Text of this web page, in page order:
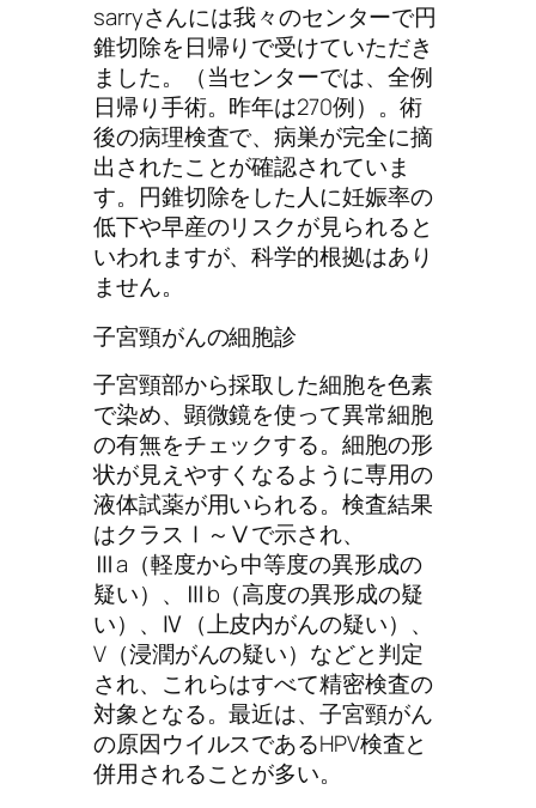
sarryさんには我々のセンターで円
錐切除を日帰りで受けていただき
ました。（当センターでは、全例
日帰り手術。昨年は270例）。術
後の病理検査で、病巣が完全に摘
出されたことが確認されていま
す。円錐切除をした人に妊娠率の
低下や早産のリスクが見られると
いわれますが、科学的根拠はあり
ません。
子宮頸がんの細胞診
子宮頸部から採取した細胞を色素
で染め、顕微鏡を使って異常細胞
の有無をチェックする。細胞の形
状が見えやすくなるように専用の
液体試薬が用いられる。検査結果
はクラスⅠ～Ⅴで示され、
Ⅲa（軽度から中等度の異形成の
疑い）、Ⅲb（高度の異形成の疑
い）、Ⅳ（上皮内がんの疑い）、
V（浸潤がんの疑い）などと判定
され、これらはすべて精密検査の
対象となる。最近は、子宮頸がん
の原因ウイルスであるHPV検査と
併用されることが多い。